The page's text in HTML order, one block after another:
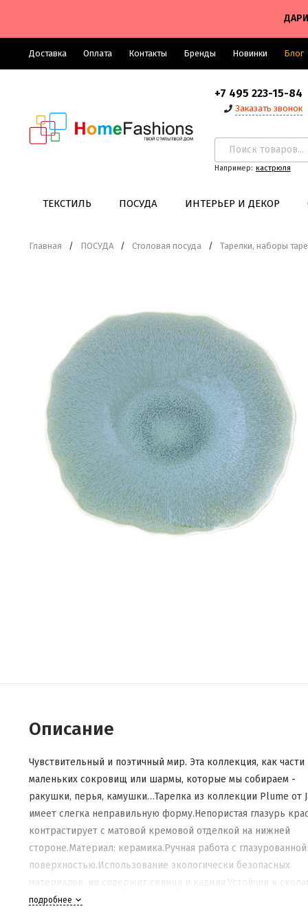
Доставка Оплата Контакты Бренды Новинки Блог
+7 495 223-15-84
Заказать звонок
Например: кастрюля
ТЕКСТИЛЬ ПОСУДА ИНТЕРЬЕР И ДЕКОР
Главная / ПОСУДА / Столовая посуда / Тарелки, наборы
Описание
Чувствительный и поэтичный мир. Эта коллекция, как части
маленьких сокровищ или шармы, которые мы собираем -
ракушки, перья, камушки…Тарелка из коллекции Plume от
имеет слегка неправильную форму.Непористая глазурь
контрастирует с матовой кремовой отделкой на нижней
стороне.Материал: керамика.Ручная работа с глазурованной
поверхностью.Использование экологически безопасных
материалов, не содержит свинца и кадмия.Устойчив к
подходит для ежедневного использования.Подходит для
подробнее